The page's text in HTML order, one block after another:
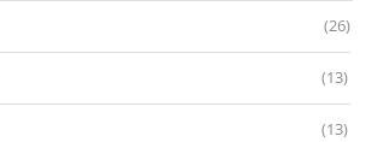
(26)
(13)
(13)